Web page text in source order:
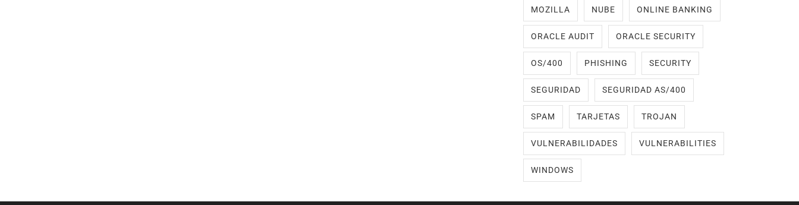
MOZILLA NUBE ONLINE BANKING
ORACLE AUDIT ORACLE SECURITY
OS/400 PHISHING SECURITY
SEGURIDAD SEGURIDAD AS/400
SPAM TARJETAS TROJAN
VULNERABILIDADES VULNERABILITIES
WINDOWS